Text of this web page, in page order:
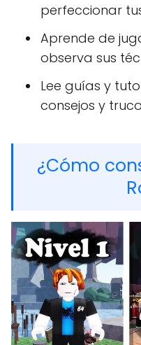
perfeccionar
Aprende de
observa sus
Lee guías y
consejos y
¿Cómo